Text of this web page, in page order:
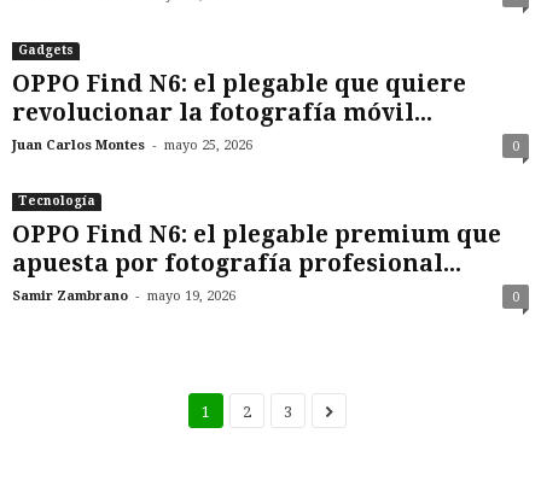
Gadgets
OPPO Find N6: el plegable que quiere
revolucionar la fotografía móvil...
Juan Carlos Montes - mayo 25, 2026 0
Tecnología
OPPO Find N6: el plegable premium que
apuesta por fotografía profesional...
Samir Zambrano - mayo 19, 2026 0
1 2 3